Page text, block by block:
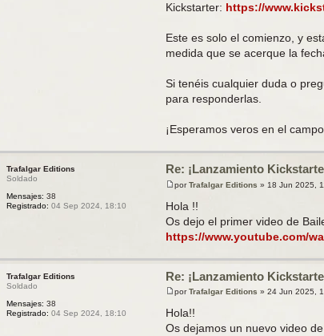
Kickstarter: https://
Este es solo el comienzo, y
medida que se acerque la
Si tenéis cualquier duda o
para responderlas.
¡Esperamos veros en el
Trafalgar Editions
Soldado
Mensajes: 38
Registrado: 04 Sep 2024, 18:10
Re: ¡Lanzamiento
M
n
s
j
porTrafalgar Editions » 18 Jun 2025,
Hola !!
Os dejo el primer video de
https://www.youtube.com/
Trafalgar Editions
Soldado
Mensajes: 38
Registrado: 04 Sep 2024, 18:10
Re: ¡Lanzamiento
M
n
s
porTrafalgar Editions » 24 Jun 2025,
Hola!!
Os dejamos un nuevo video